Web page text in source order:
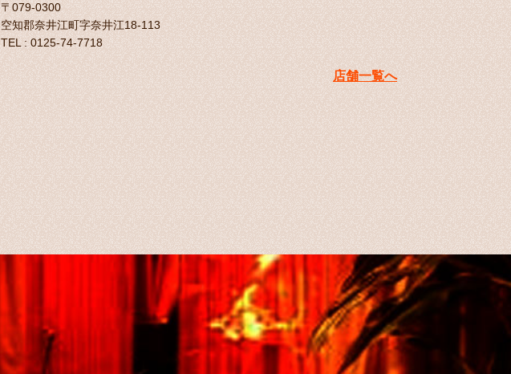
〒079-0300
空知郡奈井江町字奈井江18-113
TEL : 0125-74-7718
店舗一覧へ